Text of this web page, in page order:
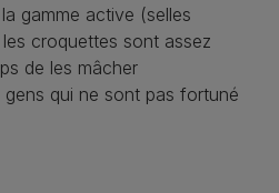
gamme active (selles
croquettes sont assez
de les mâcher
qui ne sont pas fortuné